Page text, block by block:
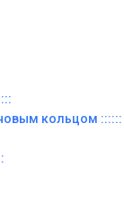
кольцом ::::::